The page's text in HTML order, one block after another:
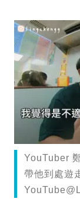
YouTuber
帶他到處遊